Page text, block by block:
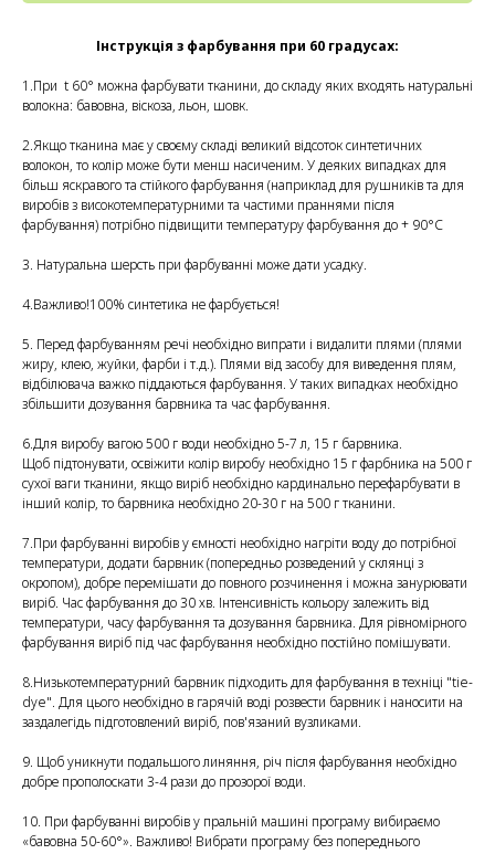
Інструкція з фарбування при 60 градусах:
1.При t 60° можна фарбувати тканини, до складу яких входять натуральні
волокна: бавовна, віскоза, льон, шовк.
2.Якщо тканина має у своєму складі великий відсоток синтетичних
волокон, то колір може бути менш насиченим. У деяких випадках для
більш яскравого та стійкого фарбування (наприклад для рушників та для
виробів з високотемпературними та частими праннями після
фарбування) потрібно підвищити температуру фарбування до + 90°С
3. Натуральна шерсть при фарбуванні може дати усадку.
4.Важливо!100% синтетика не фарбується!
5. Перед фарбуванням речі необхідно випрати і видалити плями (плями
жиру, клею, жуйки, фарби і т.д.). Плями від засобу для виведення плям,
відбілювача важко піддаються фарбування. У таких випадках необхідно
збільшити дозування барвника та час фарбування.
6.Для виробу вагою 500 г води необхідно 5-7 л, 15 г барвника.
Щоб підтонувати, освіжити колір виробу необхідно 15 г фарбника на 500 г
сухої ваги тканини, якщо виріб необхідно кардинально перефарбувати в
інший колір, то барвника необхідно 20-30 г на 500 г тканини.
7.При фарбуванні виробів у ємності необхідно нагріти воду до потрібної
температури, додати барвник (попередньо розведений у склянці з
окропом), добре перемішати до повного розчинення і можна занурювати
виріб. Час фарбування до 30 хв. Інтенсивність кольору залежить від
температури, часу фарбування та дозування барвника. Для рівномірного
фарбування виріб під час фарбування необхідно постійно помішувати.
8.Низькотемпературний барвник підходить для фарбування в техніці "tie-
dye". Для цього необхідно в гарячій воді розвести барвник і наносити на
заздалегідь підготовлений виріб, пов'язаний вузликами.
9. Щоб уникнути подальшого линяння, річ після фарбування необхідно
добре прополоскати 3-4 рази до прозорої води.
10. При фарбуванні виробів у пральній машині програму вибираємо
«бавовна 50-60°». Важливо! Вибрати програму без попереднього